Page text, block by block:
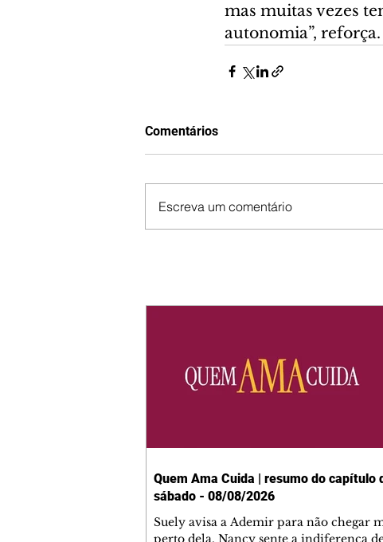
mas muitas vezes
autonomia”, reforça.
Comentários
Escreva um comentário
Quem Ama Cuida | resumo do capítulo
sábado - 08/08/2026
Suely avisa a Ademir para não chegar
perto dela. Nancy sente a indiferença